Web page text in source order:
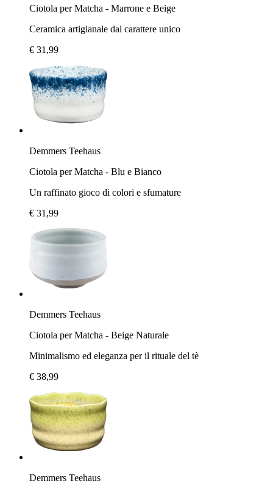
Ciotola per Matcha - Marrone e Beige
Ceramica artigianale dal carattere unico
€ 31,99
Demmers Teehaus
Ciotola per Matcha - Blu e Bianco
Un raffinato gioco di colori e sfumature
€ 31,99
Demmers Teehaus
Ciotola per Matcha - Beige Naturale
Minimalismo ed eleganza per il rituale del tè
€ 38,99
Demmers Teehaus